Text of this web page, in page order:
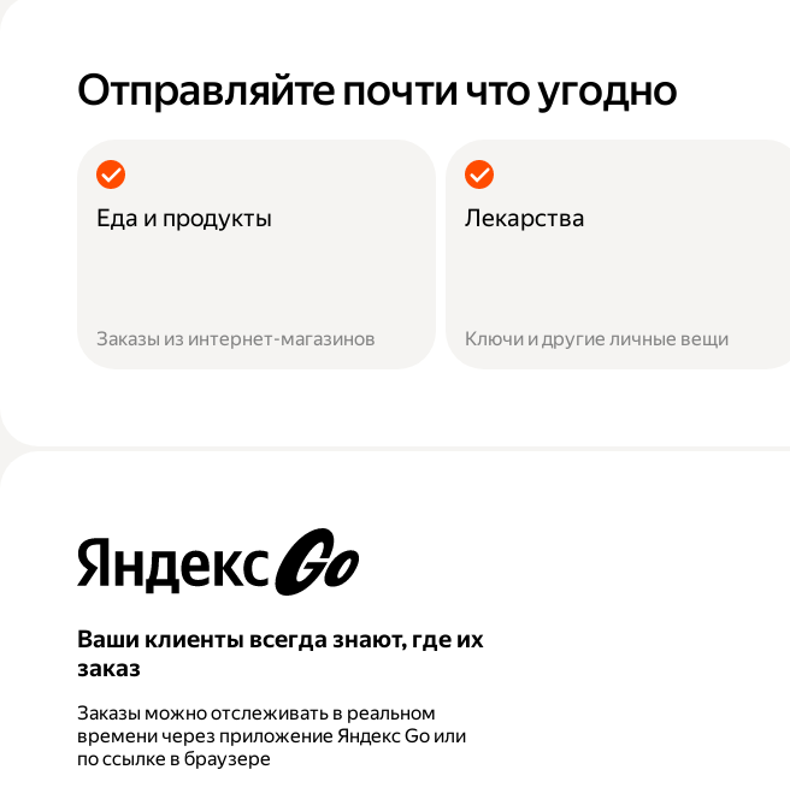
Отправляйте почти что угодно
Еда и продукты
Заказы из интернет-магазинов
Лекарства
Ключи и другие личные вещи
Ваши клиенты всегда знают, где их
заказ
Заказы можно отслеживать в реальном
времени через приложение Яндекс Go или
по ссылке в браузере